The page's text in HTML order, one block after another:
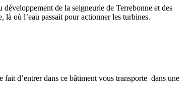
de la seigneurie de Terrebonne et des
où l’eau passait pour actionner les turbines.
d’entrer dans ce bâtiment vous transporte dans une